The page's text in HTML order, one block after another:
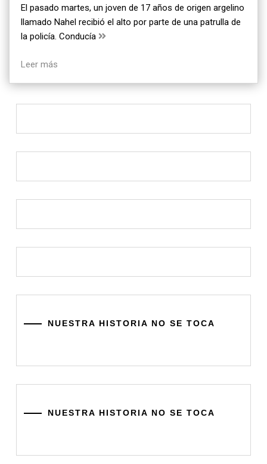
El pasado martes, un joven de 17 años de origen argelino
llamado Nahel recibió el alto por parte de una patrulla de
la policía. Conducía
Leer más
NUESTRA HISTORIA NO SE TOCA
NUESTRA HISTORIA NO SE TOCA